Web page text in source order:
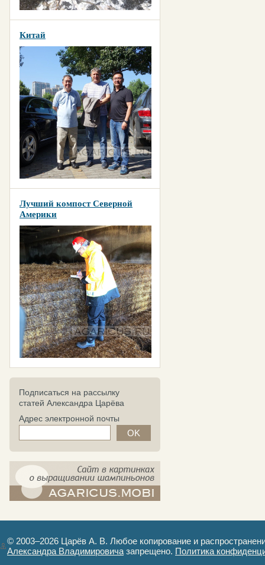
Китай
Лучший компост Северной
Америки
Подписаться на рассылку
статей Александра Царёва
Адрес электронной почты
© 2003–2026 Царёв А. В. Любое копирование и
Александра Владимировича запрещено. Политика
Авторизация